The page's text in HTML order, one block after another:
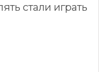
стали играть